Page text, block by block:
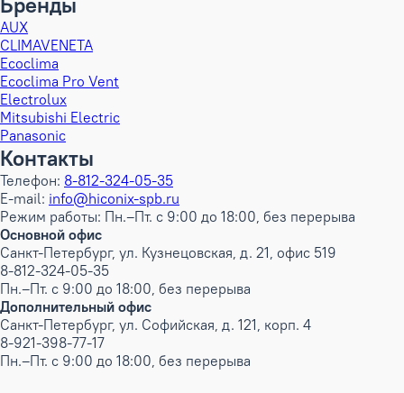
AUX
CLIMAVENETA
Ecoclima
Ecoclima Pro Vent
Electrolux
Mitsubishi Electric
Panasonic
Контакты
Телефон: 8-812-324-05-35
E-mail: info@hiconix-spb.ru
Режим работы: Пн.–Пт. с 9:00 до 18:00, без перерыва
Основной офис
Санкт-Петербург, ул. Кузнецовская, д. 21, офис 519
8-812-324-05-35
Пн.–Пт. с 9:00 до 18:00, без перерыва
Дополнительный офис
Санкт-Петербург, ул. Софийская, д. 121, корп. 4
8-921-398-77-17
Пн.–Пт. с 9:00 до 18:00, без перерыва